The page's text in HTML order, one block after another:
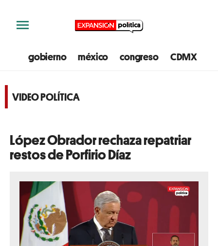
gobierno méxico congreso CDMX
VIDEO POLÍTICA
López Obrador rechaza repatriar
restos de Porfirio Díaz